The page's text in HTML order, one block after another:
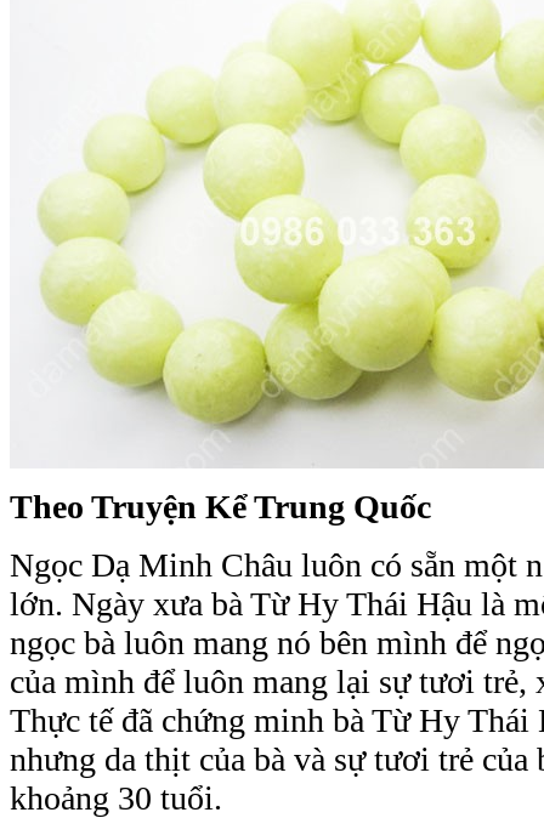
Theo Truyện Kể Trung Quốc
Ngọc Dạ Minh Châu luôn có sẵn một
lớn. Ngày xưa bà Từ Hy Thái Hậu là
ngọc bà luôn mang nó bên mình để
của mình để luôn mang lại sự tươi trẻ,
Thực tế đã chứng minh bà Từ Hy Thái
nhưng da thịt của bà và sự tươi trẻ của
khoảng 30 tuổi.